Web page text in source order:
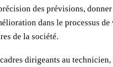
des prévisions,
dans le processus
de la société.
dirigeants au